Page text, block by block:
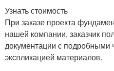
Узнать стоимость
При заказе проекта
нашей компании, заказчик
документации с подробными
экспликацией материалов.